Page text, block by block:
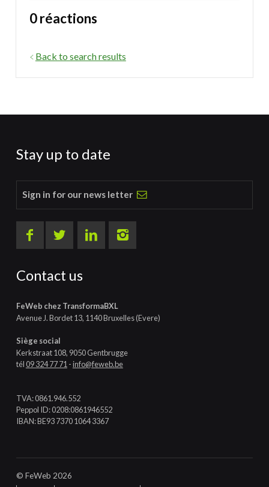
0 réactions
Back to search results
Stay up to date
Sign in for our news letter
Contact us
FeWeb chez TransformaBXL
Avenue J. Bordet 13, 1140 Bruxelles (Evere)
Siège social
Kerkstraat 108, 9050 Gentbrugge
tél09 324 77 71 -info@feweb.be
TVA: 0861.946.552
Peppol ID: 0208:0861946552
IBAN: BE93 7370 1064 3367
© FeWeb 2026